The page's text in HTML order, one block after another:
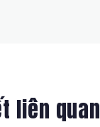
liên quan